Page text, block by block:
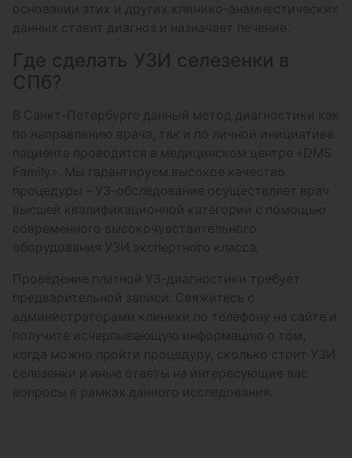
основании этих и других клинико-анамнестических
данных ставит диагноз и назначает лечение.
Где сделать УЗИ селезенки в
СПб?
В Санкт-Петербурге данный метод диагностики как
по направлению врача, так и по личной инициативе
пациента проводится в медицинском центре «DMS
Family». Мы гарантируем высокое качество
процедуры – УЗ-обследование осуществляет врач
высшей квалификационной категории с помощью
современного высокочувствительного
оборудования УЗИ экспертного класса.
Проведение платной УЗ-диагностики требует
предварительной записи. Свяжитесь с
администраторами клиники по телефону на сайте и
получите исчерпывающую информацию о том,
когда можно пройти процедуру, сколько стоит УЗИ
селезенки и иные ответы на интересующие вас
вопросы в рамках данного исследования.